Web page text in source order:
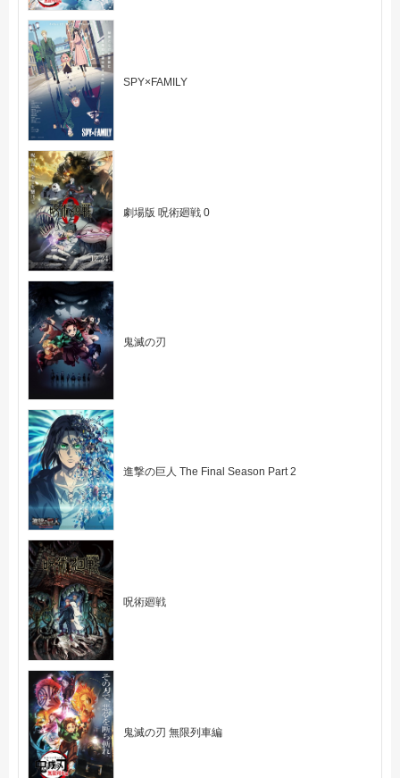
SPY×FAMILY
劇場版 呪術廻戦 0
鬼滅の刃
進撃の巨人 The Final Season Part 2
呪術廻戦
鬼滅の刃 無限列車編